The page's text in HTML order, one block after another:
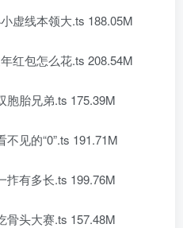
线本领大.ts 188.05M
包怎么花.ts 208.54M
胎兄弟.ts 175.39M
的“0”.ts 191.71M
有多长.ts 199.76M
头大赛.ts 157.48M